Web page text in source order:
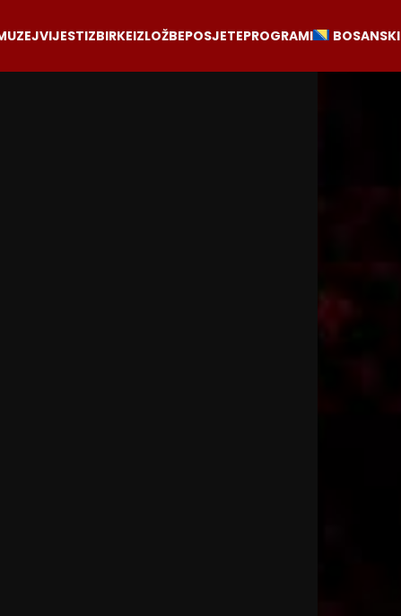
VIJESTIZBIRKEIZLOŽBEPOSJETEPROGRAMI BOSANSKI